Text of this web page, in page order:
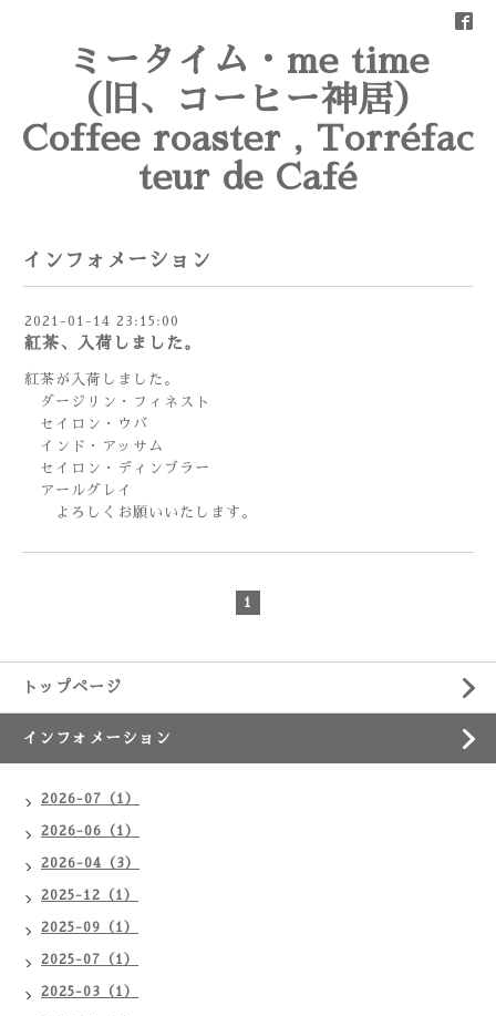
ミータイム・me time
（旧、コーヒー神居）
Coffee roaster , Torréfac
teur de Café
インフォメーション
2021-01-14 23:15:00
紅茶、入荷しました。
紅茶が入荷しました。
ダージリン・フィネスト
セイロン・ウバ
インド・アッサム
セイロン・ディンブラー
アールグレイ
よろしくお願いいたします。
1
トップページ
インフォメーション
2026-07（1）
2026-06（1）
2026-04（3）
2025-12（1）
2025-09（1）
2025-07（1）
2025-03（1）